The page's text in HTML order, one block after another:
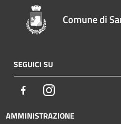
Comune di
SEGUICI SU
FacebookInstagram
AMMINISTRAZIONE